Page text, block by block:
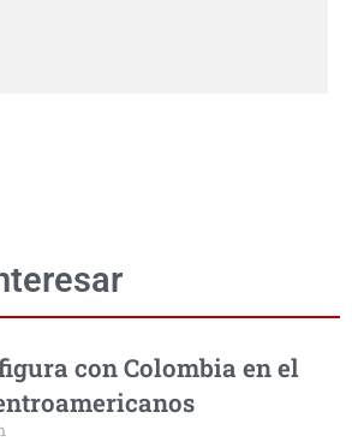
con Colombia en el